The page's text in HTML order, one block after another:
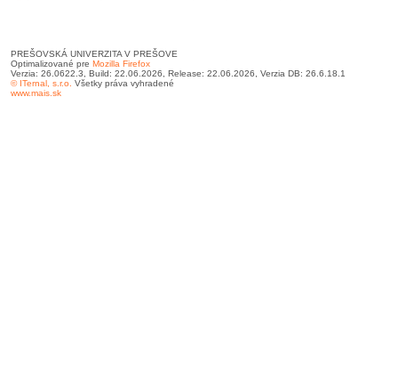
PREŠOVSKÁ UNIVERZITA V PREŠOVE
Optimalizované pre Mozilla Firefox
Verzia: 26.0622.3, Build: 22.06.2026, Release: 22.06.2026, Verzia DB: 26.6.18.1
© ITernal, s.r.o. Všetky práva vyhradené
www.mais.sk